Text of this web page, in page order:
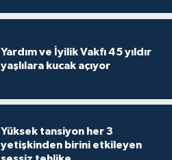
Yardım ve İyilik Vakfı 45 yıldır
yaşlılara kucak açıyor
Yüksek tansiyon her 3
yetişkinden birini etkileyen